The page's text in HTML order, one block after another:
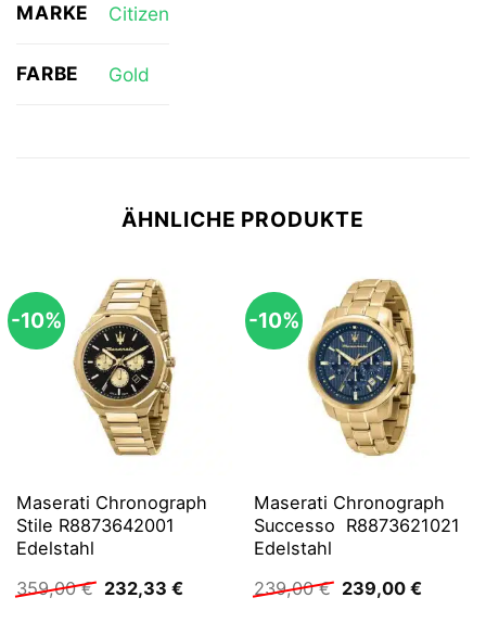
MARKE Citizen
FARBE Gold
ÄHNLICHE PRODUKTE
-10%
Maserati Chronograph
Stile R8873642001
Edelstahl
359,00€ Ursprünglicher
Preis
232,33 €Aktueller
-10%
Maserati Chronograph
Successo R8873621021
Edelstahl
239,00€ Ursprünglicher
Preis
239,00 €